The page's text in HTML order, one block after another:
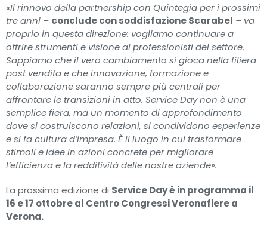
«Il rinnovo della partnership con Quintegia per i prossimi
tre anni – conclude con soddisfazione Scarabel – va
proprio in questa direzione: vogliamo continuare a
offrire strumenti e visione ai professionisti del settore.
Sappiamo che il vero cambiamento si gioca nella filiera
post vendita e che innovazione, formazione e
collaborazione saranno sempre più centrali per
affrontare le transizioni in atto. Service Day non è una
semplice fiera, ma un momento di approfondimento
dove si costruiscono relazioni, si condividono esperienze
e si fa cultura d’impresa. È il luogo in cui trasformare
stimoli e idee in azioni concrete per migliorare
l’efficienza e la redditività delle nostre aziende».
La prossima edizione di Service Day è in programma il
16 e 17 ottobre al Centro Congressi Veronafiere a
Verona.